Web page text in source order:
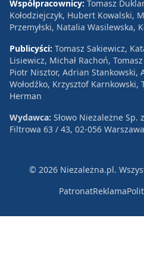
Współpracownicy: Tomasz
Kołodziejczyk, Hubert Kowalski,
Przemyłski, Natalia Wasilewska,
Publicyści: Tomasz Sakiewicz,
Lisiewicz, Michał Rachoń,
Piotr Nisztor, Adrian Stankowski,
Wołodźko, Krzysztof Karnkowski,
Herman
Wydawca: Słowo Niezależne Sp.
Filtrowa 63 / 43, 02-056
© 2026 Niezależna.pl.
PatronatReklama